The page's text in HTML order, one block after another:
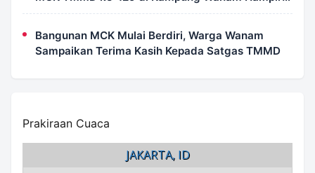
Rampung
Bangunan MCK Mulai Berdiri, Warga Wanam
Sampaikan Terima Kasih Kepada Satgas TMMD
Prakiraan Cuaca
JAKARTA, ID